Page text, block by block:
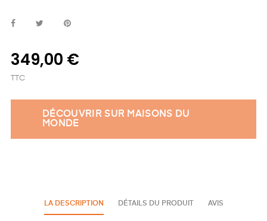
349,00 €
TTC
DÉCOUVRIR SUR MAISONS DU
MONDE
LA DESCRIPTION DÉTAILS DU PRODUIT AVIS